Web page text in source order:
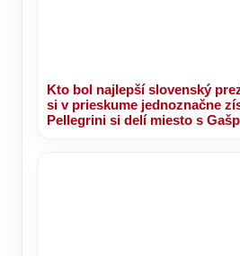
Kto bol najlepší slovenský
si v prieskume jednoznačne
Pellegrini si delí miesto s